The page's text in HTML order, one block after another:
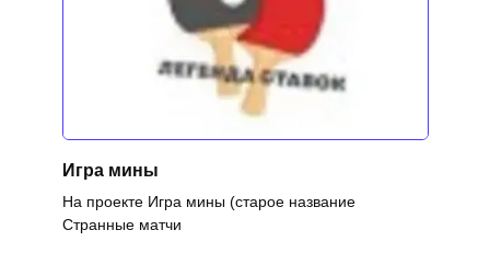
Игра мины
На проекте Игра мины (старое название
Странные матчи